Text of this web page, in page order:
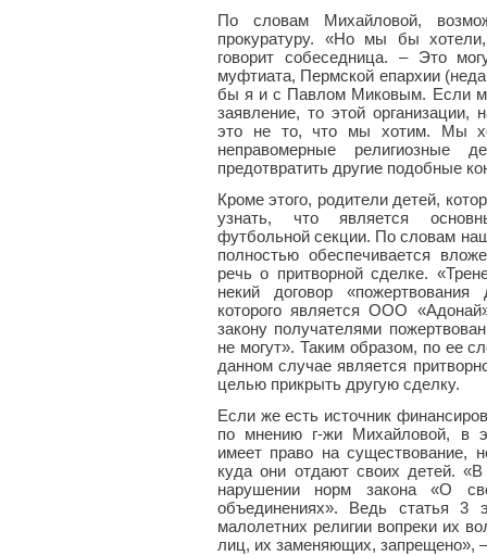
По словам Михайловой,
прокуратуру. «Но мы бы
говорит собеседница. – Это
муфтиата, Пермской епархии
бы я и с Павлом Миковым. Если
заявление, то этой организации,
это не то, что мы хотим. Мы
неправомерные религиозные
предотвратить другие подобные
Кроме этого, родители детей,
узнать, что является
футбольной секции. По словам
полностью обеспечивается
речь о притворной сделке.
некий договор
которого является ООО
закону получателями
не могут». Таким образом, по ее
данном случае является
целью прикрыть другую сделку.
Если же есть источник
по мнению г-жи Михайловой, в
имеет право на существование,
куда они отдают своих детей.
нарушении норм закона «О
объединениях». Ведь статья 3
малолетних религии вопреки их
лиц, их заменяющих, запрещено»,